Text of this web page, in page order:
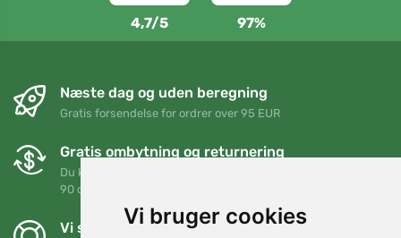
Vi bruger cookies
4,7/5 97%
Næste dag og uden beregning
Gratis forsendelse for ordrer over 95 EUR
Gratis ombytning og returnering
Du kan returnere eller bytte din ordre når som helst inden for
90 dage
Vi støtter Trees.org